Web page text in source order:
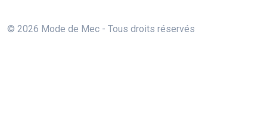
© 2026 Mode de Mec - Tous droits réservés